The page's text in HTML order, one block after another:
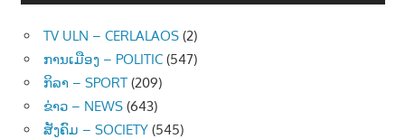
TV ULN – CERLALAOS (2)
ການເມືອງ – POLITIC (547)
ກິລາ – SPORT (209)
ຂ່າວ – NEWS (643)
ສັງຄົມ – SOCIETY (545)